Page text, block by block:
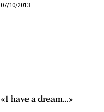
07/10/2013
«I have a dream…»